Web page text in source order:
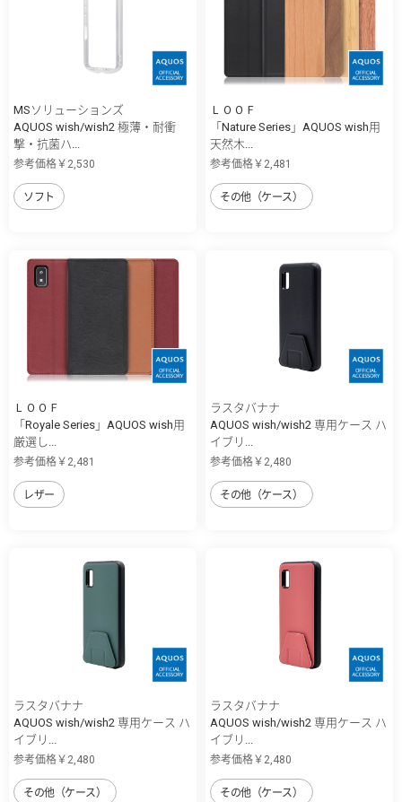
MSソリューションズ
AQUOS wish/wish2 極薄・耐衝
撃・抗菌ハ...
参考価格￥2,530
ソフト
ＬＯＯＦ
「Nature Series」AQUOS wish用
天然木...
参考価格￥2,481
その他（ケース）
ＬＯＯＦ
「Royale Series」AQUOS wish用
厳選し...
参考価格￥2,481
レザー
ラスタバナナ
AQUOS wish/wish2 専用ケース ハ
イブリ...
参考価格￥2,480
その他（ケース）
ラスタバナナ
AQUOS wish/wish2 専用ケース ハ
イブリ...
参考価格￥2,480
その他（ケース）
ラスタバナナ
AQUOS wish/wish2 専用ケース ハ
イブリ...
参考価格￥2,480
その他（ケース）